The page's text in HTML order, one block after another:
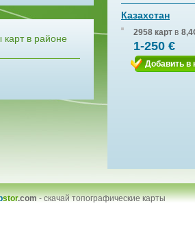
карт в районе
Казахстан
2958 карт в
1-250 €
Добавить в
stor.com-скачай топографические карты